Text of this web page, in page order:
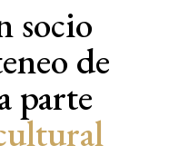
socio
de
parte